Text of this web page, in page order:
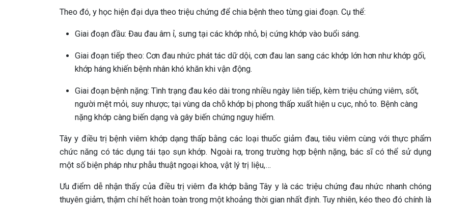
Theo đó, y học hiện đại dựa theo triệu chứng để chia bệnh theo từng giai đoạn. Cụ thể:
Giai đoạn đầu: Đau đau âm ỉ, sưng tại các khớp nhỏ, bị cứng khớp vào buổi sáng.
Giai đoạn tiếp theo: Cơn đau nhức phát tác dữ dội, cơn đau lan sang các khớp lớn hơn như khớp gối,
khớp háng khiến bệnh nhân khó khăn khi vận động.
Giai đoạn bệnh nặng: Tình trạng đau kéo dài trong nhiều ngày liên tiếp, kèm triệu chứng viêm, sốt,
người mệt mỏi, suy nhược; tại vùng da chỗ khớp bị phong thấp xuất hiện u cục, nhỏ to. Bệnh càng
nặng khớp càng biến dạng và gây biến chứng nguy hiểm.
Tây y điều trị bệnh viêm khớp dạng thấp bằng các loại thuốc giảm đau, tiêu viêm cùng với thực phẩm
chức năng có tác dụng tái tạo sụn khớp. Ngoài ra, trong trường hợp bệnh nặng, bác sĩ có thể sử dụng
một số biện pháp như phẫu thuật ngoại khoa, vật lý trị liệu,…
Ưu điểm dễ nhận thấy của điều trị viêm đa khớp bằng Tây y là các triệu chứng đau nhức nhanh chóng
thuyên giảm, thậm chí hết hoàn toàn trong một khoảng thời gian nhất định. Tuy nhiên, kéo theo đó chính là